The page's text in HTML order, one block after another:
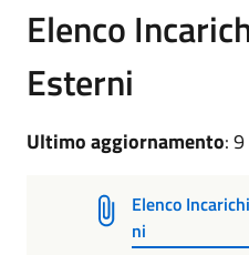
Elenco
Esterni
Ultimo aggiornamento:
Elenco
ni